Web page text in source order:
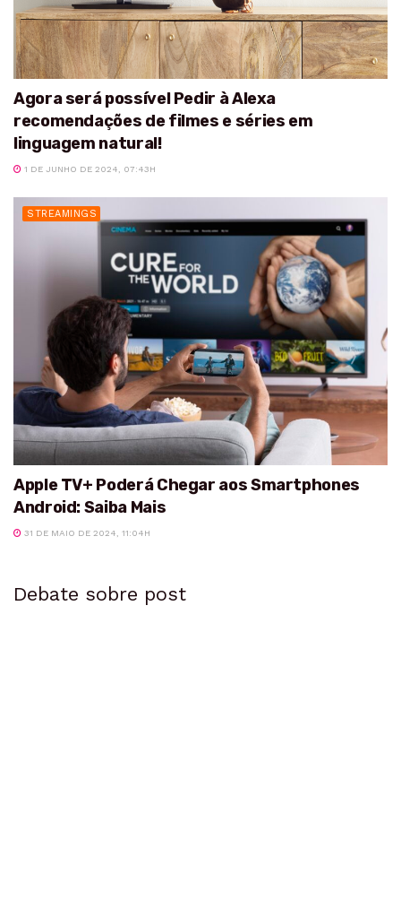
Agora será possível Pedir à Alexa
recomendações de filmes e séries em
linguagem natural!
1 DE JUNHO DE 2024, 07:43H
STREAMINGS
Apple TV+ Poderá Chegar aos Smartphones
Android: Saiba Mais
31 DE MAIO DE 2024, 11:04H
Debate sobre post